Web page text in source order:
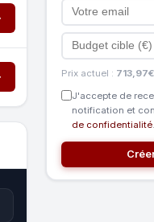
Prix actuel : 713,97€
J'accepte de
notification et
de confidentialité.